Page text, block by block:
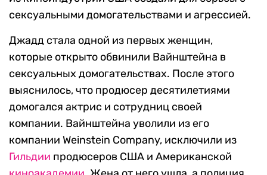
сексуальными домогательствами и агрессией.
Джадд стала одной из первых женщин,
которые открыто обвинили Вайнштейна в
сексуальных домогательствах. После этого
выяснилось, что продюсер десятилетиями
домогался актрис и сотрудниц своей
компании. Вайнштейна уволили из его
компании Weinstein Company, исключили из
Гильдии продюсеров США и Американской